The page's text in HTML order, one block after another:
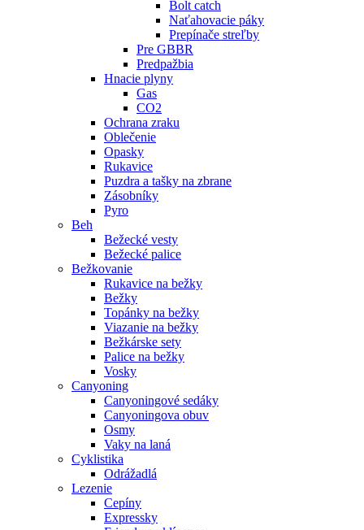
Bolt catch
Naťahovacie páky
Prepínače streľby
Pre GBBR
Predpažbia
Hnacie plyny
Gas
CO2
Ochrana zraku
Oblečenie
Opasky
Rukavice
Puzdra a tašky na zbrane
Zásobníky
Pyro
Beh
Bežecké vesty
Bežecké palice
Bežkovanie
Rukavice na bežky
Bežky
Topánky na bežky
Viazanie na bežky
Bežkárske sety
Palice na bežky
Vosky
Canyoning
Canyoningové sedáky
Canyoningova obuv
Osmy
Vaky na laná
Cyklistika
Odrážadlá
Lezenie
Cepíny
Expressky